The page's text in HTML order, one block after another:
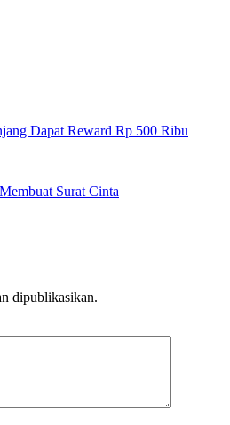
Dapat Reward Rp 500 Ribu
Surat Cinta
dipublikasikan.